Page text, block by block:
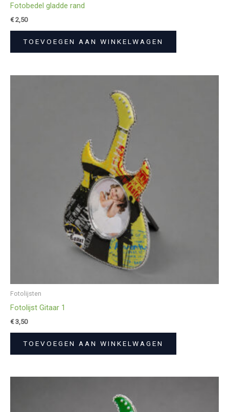
Fotobedel gladde rand
€2,50
TOEVOEGEN AAN WINKELWAGEN
Fotolijsten
Fotolijst Gitaar 1
€3,50
TOEVOEGEN AAN WINKELWAGEN